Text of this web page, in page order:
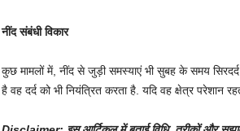
नींद संबंधी विकार
कुछ मामलों में, नींद से जुड़ी समस्याएं भी सुबह के समय
है वह दर्द को भी नियंत्रित करता है. यदि वह क्षेत्र परेशान